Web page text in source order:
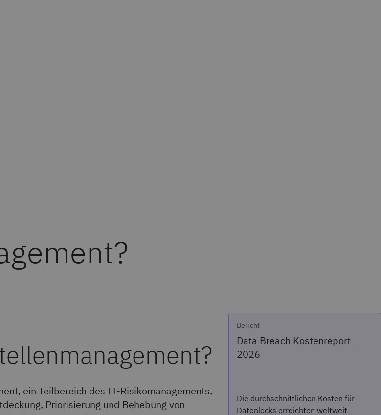
ein Teilbereich des IT-Risikomanagements,
Priorisierung und Behebung von
Bericht
Data Breach Kostenreport
2026
Die durchschnittlichen Kosten für
Datenlecks erreichten weltweit